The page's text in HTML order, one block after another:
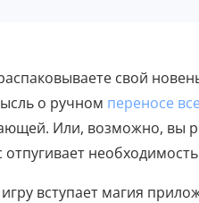
свой
о ручном переносе
Или, возможно,
вступает магия